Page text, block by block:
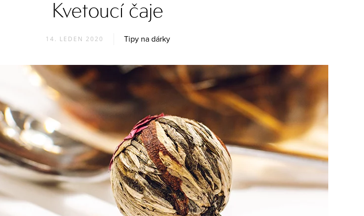
Kvetoucí čaje
14. LEDEN 2020 Tipy na dárky